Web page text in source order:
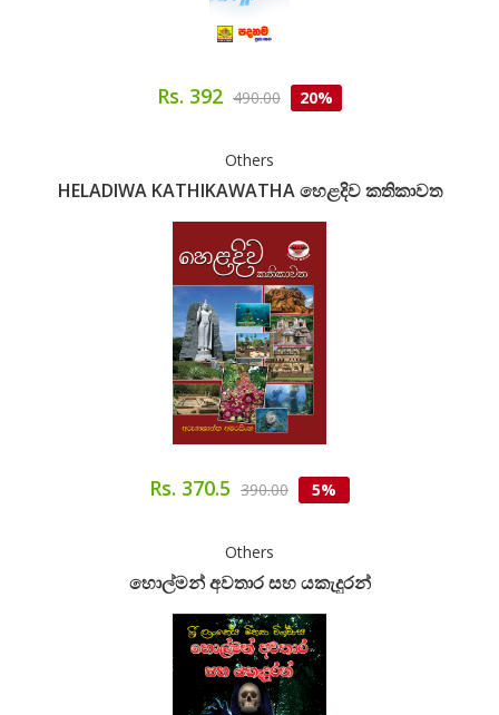
Rs. 392 490.00 20%
Others
HELADIWA KATHIKAWATHA හෙළදිව කතිකාවත
Rs. 370.5 390.00 5%
Others
හොල්මන් අවතාර සහ යකැදුරන්